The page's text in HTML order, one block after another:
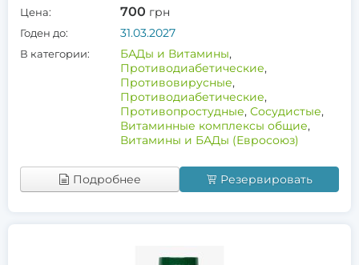
Цена: 700 грн
Годен до: 31.03.2027
В категории: БАДы и Витамины,
Противодиабетические,
Противовирусные,
Противодиабетические,
Противопростудные, Сосудистые,
Витаминные комплексы общие,
Витамины и БАДы (Евросоюз)
Подробнее Резервировать